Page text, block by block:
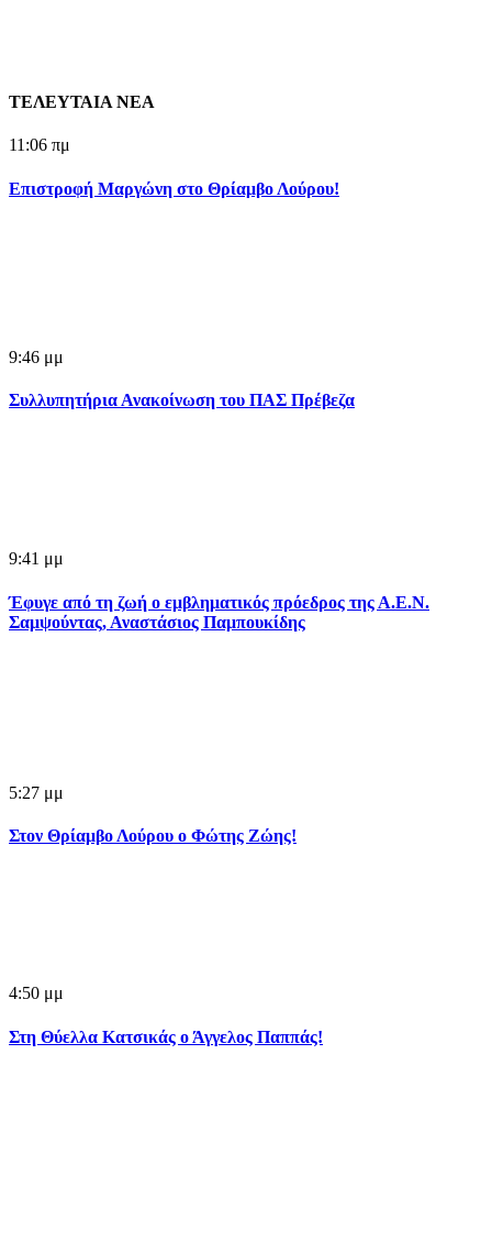
ΤΕΛΕΥΤΑΙΑ ΝΕΑ
11:06 πμ
Επιστροφή Μαργώνη στο Θρίαμβο Λούρου!
9:46 μμ
Συλλυπητήρια Ανακοίνωση του ΠΑΣ Πρέβεζα
9:41 μμ
Έφυγε από τη ζωή ο εμβληματικός πρόεδρος της Α.Ε.Ν.
Σαμψούντας, Αναστάσιος Παμπουκίδης
5:27 μμ
Στον Θρίαμβο Λούρου ο Φώτης Ζώης!
4:50 μμ
Στη Θύελλα Κατσικάς ο Άγγελος Παππάς!